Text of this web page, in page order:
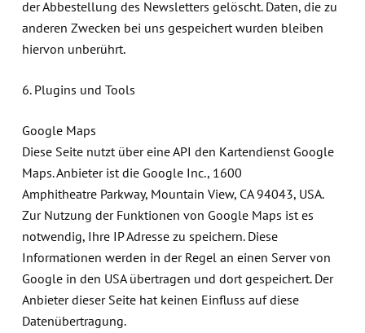
der Abbestellung des Newsletters gelöscht. Daten, die zu
anderen Zwecken bei uns gespeichert wurden bleiben
hiervon unberührt.
6. Plugins und Tools
Google Maps
Diese Seite nutzt über eine API den Kartendienst Google
Maps. Anbieter ist die Google Inc., 1600
Amphitheatre Parkway, Mountain View, CA 94043, USA.
Zur Nutzung der Funktionen von Google Maps ist es
notwendig, Ihre IP Adresse zu speichern. Diese
Informationen werden in der Regel an einen Server von
Google in den USA übertragen und dort gespeichert. Der
Anbieter dieser Seite hat keinen Einfluss auf diese
Datenübertragung.